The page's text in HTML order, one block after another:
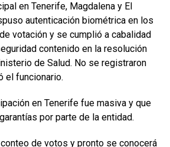
en Tenerife, Magdalena y El
autenticación biométrica en los
votación y se cumplió a cabalidad
contenido en la resolución
de Salud. No se registraron
el funcionario.
en Tenerife fue masiva y que
por parte de la entidad.
de votos y pronto se conocerá